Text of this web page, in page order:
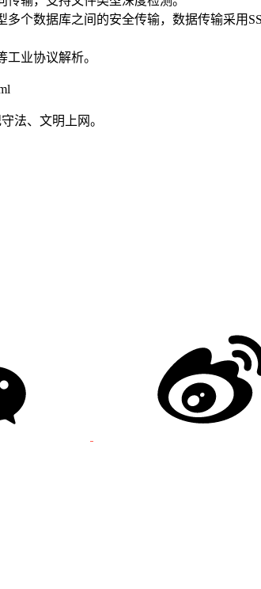
个数据库之间的安全传输，数据传输采用
业协议解析。
法、文明上网。